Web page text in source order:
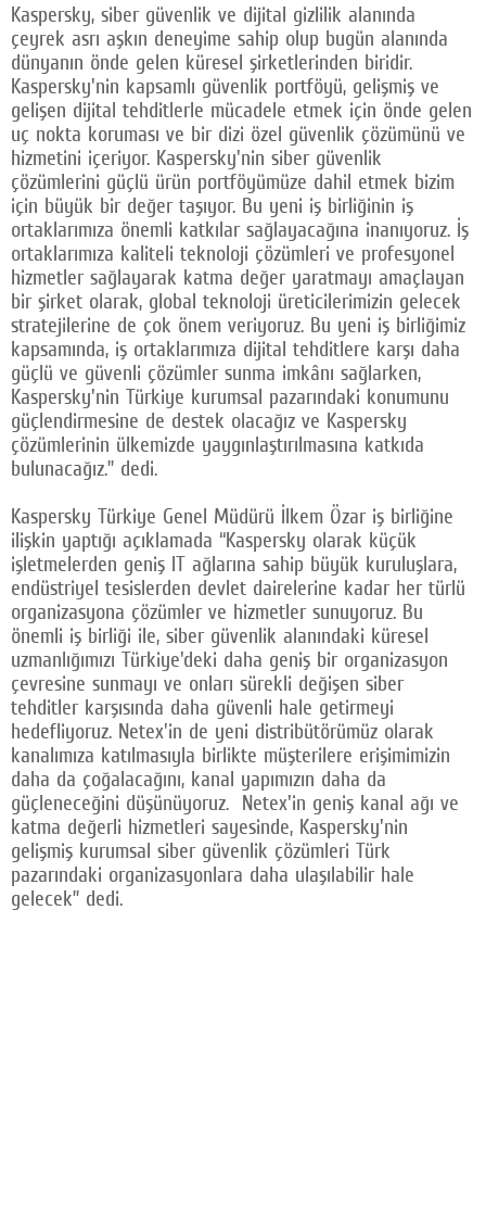
Kaspersky, siber güvenlik ve dijital gizlilik alanında
çeyrek asrı aşkın deneyime sahip olup bugün alanında
dünyanın önde gelen küresel şirketlerinden biridir.
Kaspersky'nin kapsamlı güvenlik portföyü, gelişmiş ve
gelişen dijital tehditlerle mücadele etmek için önde gelen
uç nokta koruması ve bir dizi özel güvenlik çözümünü ve
hizmetini içeriyor. Kaspersky'nin siber güvenlik
çözümlerini güçlü ürün portföyümüze dahil etmek bizim
için büyük bir değer taşıyor. Bu yeni iş birliğinin iş
ortaklarımıza önemli katkılar sağlayacağına inanıyoruz. İş
ortaklarımıza kaliteli teknoloji çözümleri ve profesyonel
hizmetler sağlayarak katma değer yaratmayı amaçlayan
bir şirket olarak, global teknoloji üreticilerimizin gelecek
stratejilerine de çok önem veriyoruz. Bu yeni iş birliğimiz
kapsamında, iş ortaklarımıza dijital tehditlere karşı daha
güçlü ve güvenli çözümler sunma imkânı sağlarken,
Kaspersky'nin Türkiye kurumsal pazarındaki konumunu
güçlendirmesine de destek olacağız ve Kaspersky
çözümlerinin ülkemizde yaygınlaştırılmasına katkıda
bulunacağız.” dedi.
Kaspersky Türkiye Genel Müdürü İlkem Özar iş birliğine
ilişkin yaptığı açıklamada “Kaspersky olarak küçük
işletmelerden geniş IT ağlarına sahip büyük kuruluşlara,
endüstriyel tesislerden devlet dairelerine kadar her türlü
organizasyona çözümler ve hizmetler sunuyoruz. Bu
önemli iş birliği ile, siber güvenlik alanındaki küresel
uzmanlığımızı Türkiye'deki daha geniş bir organizasyon
çevresine sunmayı ve onları sürekli değişen siber
tehditler karşısında daha güvenli hale getirmeyi
hedefliyoruz. Netex'in de yeni distribütörümüz olarak
kanalımıza katılmasıyla birlikte müşterilere erişimimizin
daha da çoğalacağını, kanal yapımızın daha da
güçleneceğini düşünüyoruz. Netex'in geniş kanal ağı ve
katma değerli hizmetleri sayesinde, Kaspersky'nin
gelişmiş kurumsal siber güvenlik çözümleri Türk
pazarındaki organizasyonlara daha ulaşılabilir hale
gelecek” dedi.